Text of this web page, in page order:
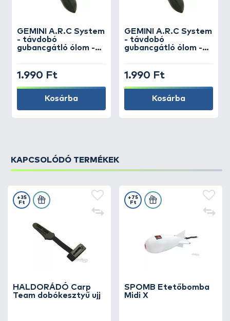
GEMINI
A.R.C System
- távdobó
gubancgátló ólom -
1.990 Ft
Kosárba
GEMINI
A.R.C System
- távdobó
gubancgátló ólom -
1.990 Ft
Kosárba
KAPCSOLÓDÓ TERMÉKEK
HALDORÁDÓ Carp
Team dobókesztyű ujj
+35
Ft
SPOMB Etetőbomba
Midi X
+75
Ft